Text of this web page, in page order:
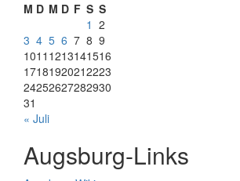
M D M D F S S
1 2
3 4 5 6 7 8 9
1011 1213141516
17181920212223
24252627282930
31
« Juli
Augsburg-Links